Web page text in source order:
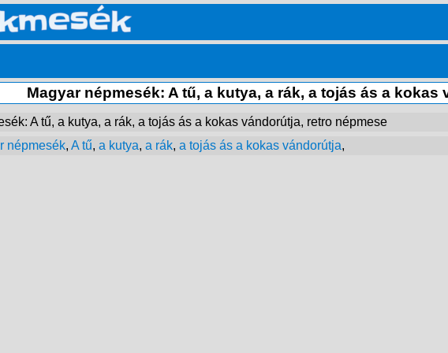
Magyar népmesék: A tű, a kutya, a rák, a tojás ás a kokas
A tű, a kutya, a rák, a tojás ás a kokas vándorútja, retro népmese
népmesék, A tű, a kutya, a rák, a tojás ás a kokas vándorútja,